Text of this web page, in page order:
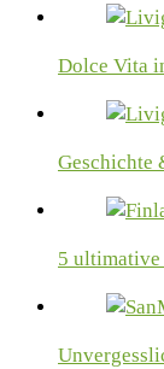
Dolce Vita
Geschichte
5 ultimative